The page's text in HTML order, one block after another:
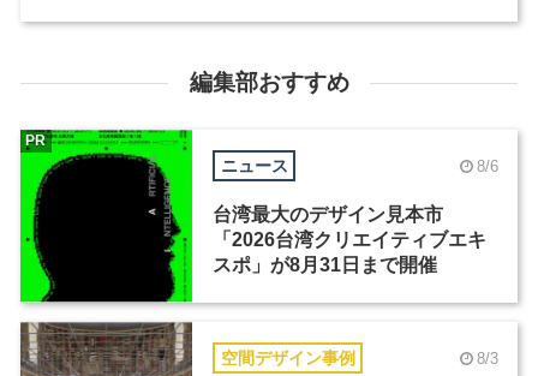
編集部おすすめ
ニュース 8/6
台湾最大のデザイン見本市
「2026台湾クリエイティブエキ
スポ」が8月31日まで開催
PR
空間デザイン事例 8/3